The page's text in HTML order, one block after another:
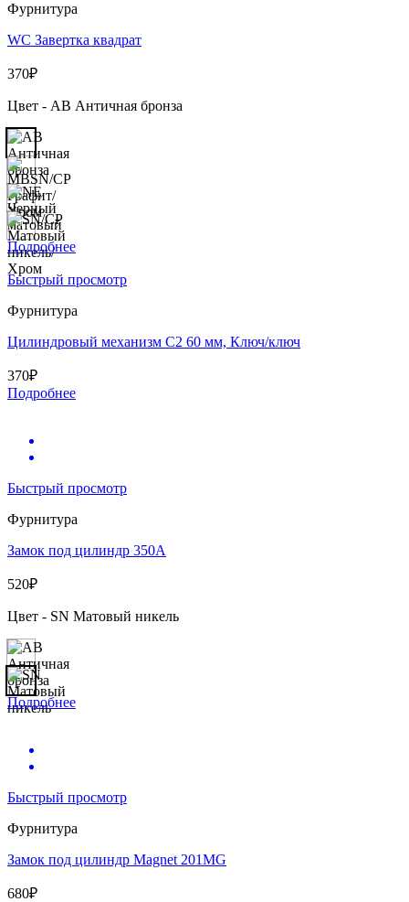
Фурнитура
WC Завертка квадрат
370₽
Цвет - AB Античная бронза
Подробнее
Быстрый просмотр
Фурнитура
Цилиндровый механизм C2 60 мм, Ключ/ключ
370₽
Подробнее
Быстрый просмотр
Фурнитура
Замок под цилиндр 350А
520₽
Цвет - SN Матовый никель
Подробнее
Быстрый просмотр
Фурнитура
Замок под цилиндр Magnet 201MG
680₽